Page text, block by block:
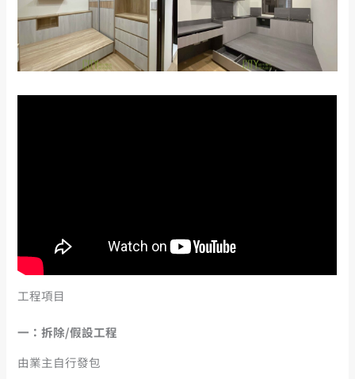
工程項目
一：拆除/假設工程
由業主自行發包